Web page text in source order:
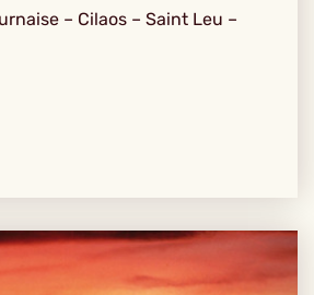
– Cilaos – Saint Leu –